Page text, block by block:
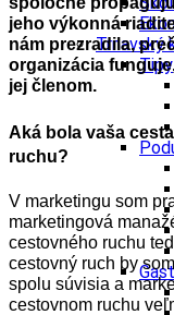
Trnavský
Tipy
jeho výkonná
nám prezradila,
organizácia
jej členom.
Aká bola vaša
ruchu?
V marketingu som
marketingová
cestovného ruchu
cestovný ruch by
spolu súvisia a
cestovnom ruchu